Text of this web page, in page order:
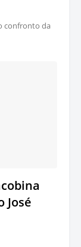
confronto da
José